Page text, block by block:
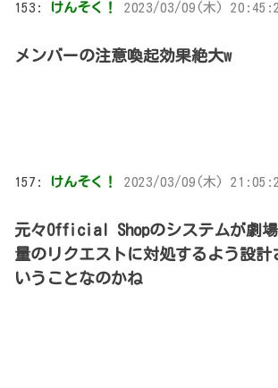
153: けんそく！ 2023/03/09(木)
メンバーの注意喚起効果絶大w
157: けんそく！ 2023/03/09(木)
元々Official Shopのシステムが劇
量のリクエストに対処するよう設計
いうことなのかね